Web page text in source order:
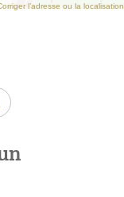
l’adresse ou la localisation